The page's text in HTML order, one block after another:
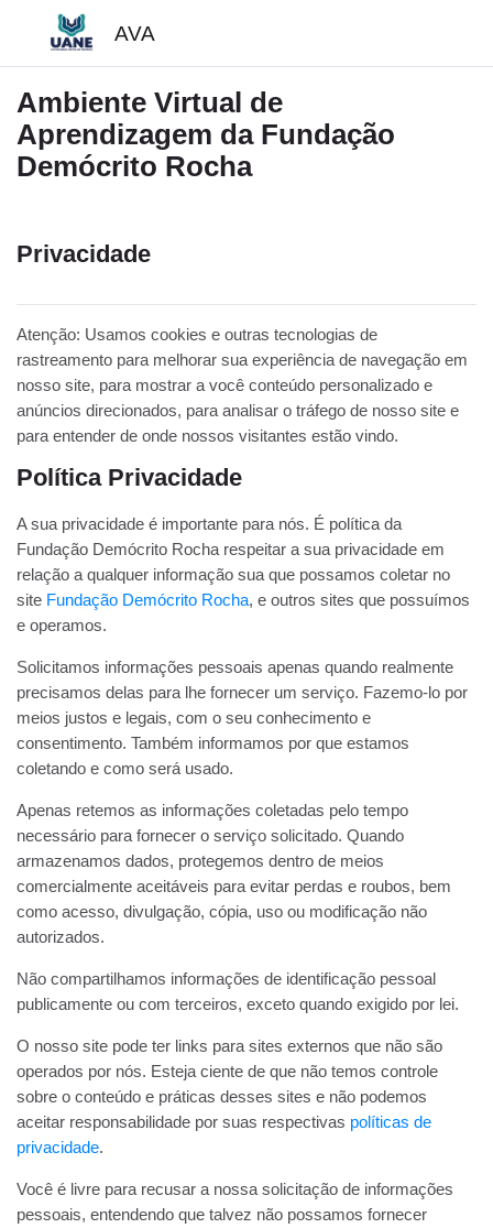
Ir para o conteúdo principal
AVA
Ambiente Virtual de
Aprendizagem da Fundação
Demócrito Rocha
Privacidade
Atenção: Usamos cookies e outras tecnologias de
rastreamento para melhorar sua experiência de navegação em
nosso site, para mostrar a você conteúdo personalizado e
anúncios direcionados, para analisar o tráfego de nosso site e
para entender de onde nossos visitantes estão vindo.
Política Privacidade
A sua privacidade é importante para nós. É política da
Fundação Demócrito Rocha respeitar a sua privacidade em
relação a qualquer informação sua que possamos coletar no
site Fundação Demócrito Rocha, e outros sites que possuímos
e operamos.
Solicitamos informações pessoais apenas quando realmente
precisamos delas para lhe fornecer um serviço. Fazemo-lo por
meios justos e legais, com o seu conhecimento e
consentimento. Também informamos por que estamos
coletando e como será usado.
Apenas retemos as informações coletadas pelo tempo
necessário para fornecer o serviço solicitado. Quando
armazenamos dados, protegemos dentro de meios
comercialmente aceitáveis ​​para evitar perdas e roubos, bem
como acesso, divulgação, cópia, uso ou modificação não
autorizados.
Não compartilhamos informações de identificação pessoal
publicamente ou com terceiros, exceto quando exigido por lei.
O nosso site pode ter links para sites externos que não são
operados por nós. Esteja ciente de que não temos controle
sobre o conteúdo e práticas desses sites e não podemos
aceitar responsabilidade por suas respectivas políticas de
privacidade.
Você é livre para recusar a nossa solicitação de informações
pessoais, entendendo que talvez não possamos fornecer